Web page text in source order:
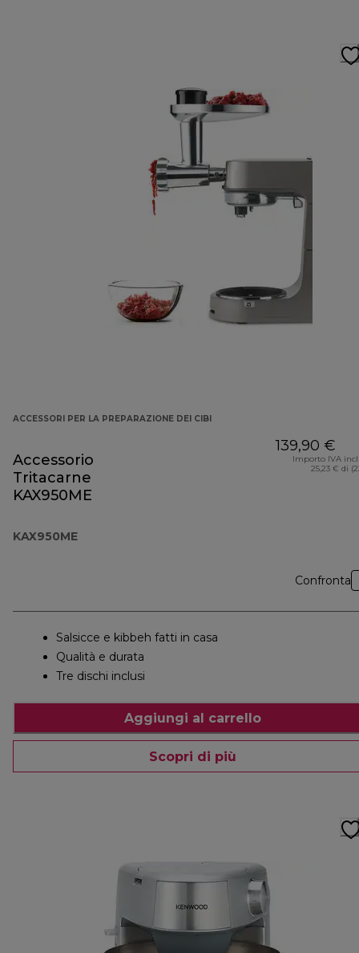
ACCESSORI PER LA PREPARAZIONE DEI CIBI
Accessorio
Tritacarne
KAX950ME
KAX950ME
139,90 €
Importo IVA
25,23 € di
Confronta
Salsicce e kibbeh fatti in casa
Qualità e durata
Tre dischi inclusi
Aggiungi al carrello
Scopri di più